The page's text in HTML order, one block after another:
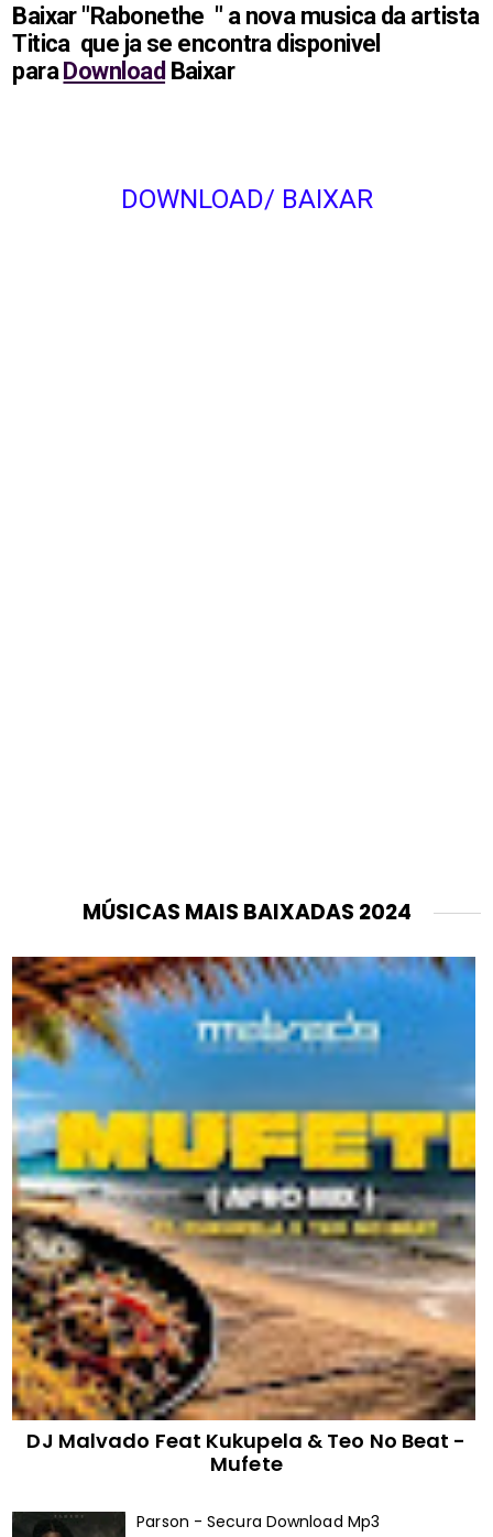
Baixar "Rabonethe " a nova musica da artista
Titica que ja se encontra disponivel
para Download Baixar
DOWNLOAD/ BAIXAR
MÚSICAS MAIS BAIXADAS 2024
DJ Malvado Feat Kukupela & Teo No Beat -
Mufete
Parson - Secura Download Mp3